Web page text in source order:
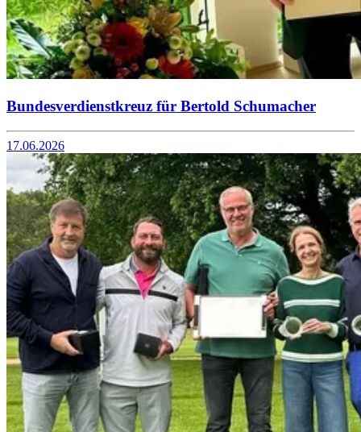
Bundesverdienstkreuz für Bertold Schumacher
17.06.2026